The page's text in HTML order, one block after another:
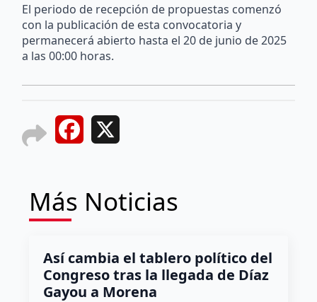
El periodo de recepción de propuestas comenzó
con la publicación de esta convocatoria y
permanecerá abierto hasta el 20 de junio de 2025
a las 00:00 horas.
Facebook
Más Noticias
Así cambia el tablero político del
Congreso tras la llegada de Díaz
Gayou a Morena